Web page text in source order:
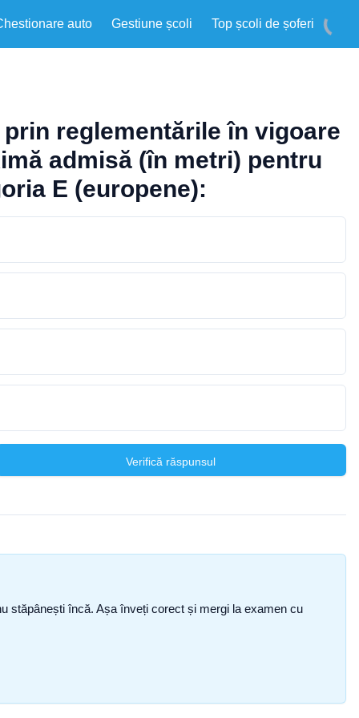
auto Gestiune școli Top școli de șoferi
reglementările în vigoare
admisă (în metri) pentru
E (europene):
Verifică răspunsul
stăpânești încă. Așa înveți corect și mergi la examen cu